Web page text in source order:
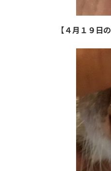
【４月１９